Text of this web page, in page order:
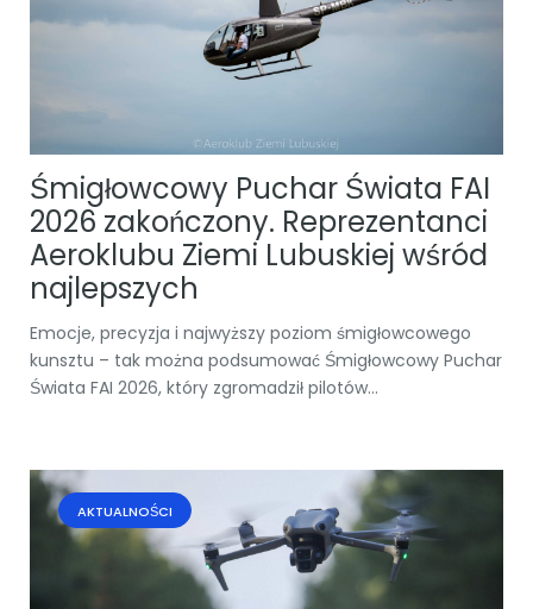
Śmigłowcowy Puchar Świata FAI
2026 zakończony. Reprezentanci
Aeroklubu Ziemi Lubuskiej wśród
najlepszych
Emocje, precyzja i najwyższy poziom śmigłowcowego
kunsztu – tak można podsumować Śmigłowcowy Puchar
Świata FAI 2026, który zgromadził pilotów...
AKTUALNOŚCI